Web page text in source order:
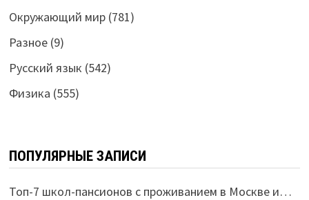
Окружающий мир(781)
Разное(9)
Русский язык (542)
Физика (555)
ПОПУЛЯРНЫЕ ЗАПИСИ
Топ-7 школ-пансионов с проживанием в Москве и…